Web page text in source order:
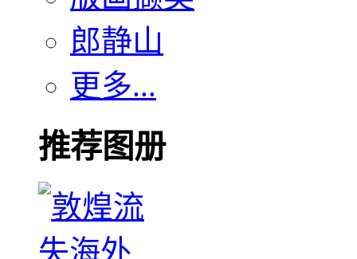
郎静山
更多...
推荐图册